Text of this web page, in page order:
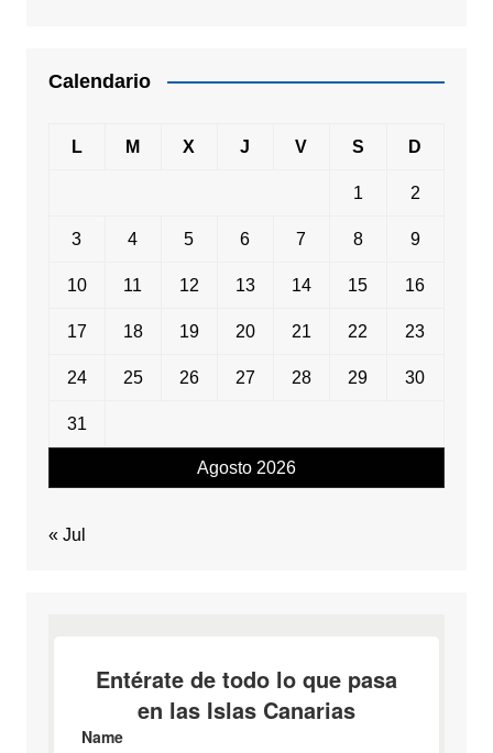
Calendario
Agosto 2026
L M X J V S D
1 2
3 4 5 6 7 8 9
10 11 12 13 14 15 16
17 18 19 20 21 22 23
24 25 26 27 28 29 30
31
« Jul